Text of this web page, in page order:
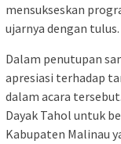
mensukseskan
ujarnya dengan tulus.
Dalam penutupan
apresiasi terhadap
dalam acara
Dayak Tahol untuk
Kabupaten Malinau